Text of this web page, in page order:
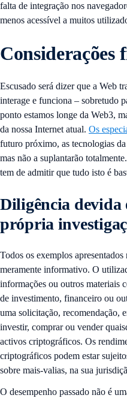
falta de integração nos
menos acessível a muitos
Considerações
Escusado será dizer que a Web
interage e funciona – sobretudo
ponto estamos longe da Web3,
da nossa Internet atual. Os
futuro próximo, as tecnologias
mas não a suplantarão
tem de admitir que tudo isto é
Diligência devida
própria
Todos os exemplos
meramente informativo. O
informações ou outros materiais
de investimento, financeiro ou
uma solicitação, recomendação,
investir, comprar ou vender
activos criptográficos. Os
criptográficos podem estar
sobre mais-valias, na sua
O desempenho passado não é